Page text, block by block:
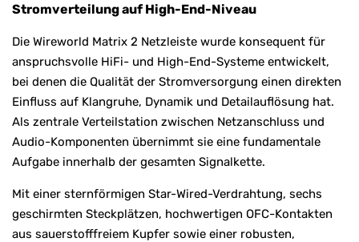
Stromverteilung auf High-End-Niveau
Die Wireworld Matrix 2 Netzleiste wurde konsequent für
anspruchsvolle HiFi- und High-End-Systeme entwickelt,
bei denen die Qualität der Stromversorgung einen direkten
Einfluss auf Klangruhe, Dynamik und Detailauflösung hat.
Als zentrale Verteilstation zwischen Netzanschluss und
Audio-Komponenten übernimmt sie eine fundamentale
Aufgabe innerhalb der gesamten Signalkette.
Mit einer sternförmigen Star-Wired-Verdrahtung, sechs
geschirmten Steckplätzen, hochwertigen OFC-Kontakten
aus sauerstofffreiem Kupfer sowie einer robusten,